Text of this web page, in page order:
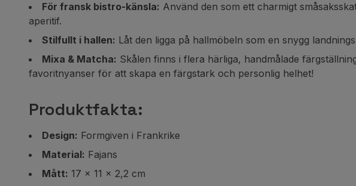
För fransk bistro-känsla: Använd den som ett charmigt
aperitif.
Stilfullt i hallen: Låt den ligga på hallmöbeln som en snygg
Mixa & Matcha: Skålen finns i flera härliga, handmålade
favoritnyanser för att skapa en färgstark och personlig helhet!
Produktfakta:
Design: Formgiven i Frankrike
Material: Fajans
Mått: 17 x 11 x 2,2 cm